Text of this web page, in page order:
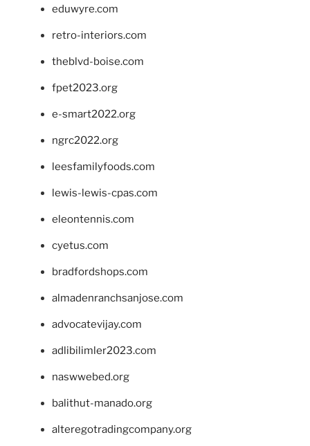
eduwyre.com
retro-interiors.com
theblvd-boise.com
fpet2023.org
e-smart2022.org
ngrc2022.org
leesfamilyfoods.com
lewis-lewis-cpas.com
eleontennis.com
cyetus.com
bradfordshops.com
almadenranchsanjose.com
advocatevijay.com
adlibilimler2023.com
naswwebed.org
balithut-manado.org
alteregotradingcompany.org